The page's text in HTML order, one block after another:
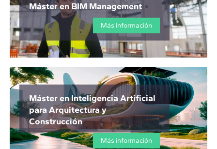
Máster en BIM Management
Más información
Máster en Inteligencia Artificial
para Arquitectura y
Construcción
Más información